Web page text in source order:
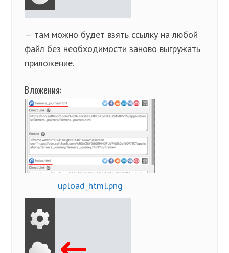
— там можно будет взять ссылку на любой
файл без необходимости заново выгружать
приложение.
Вложения:
upload_html.png